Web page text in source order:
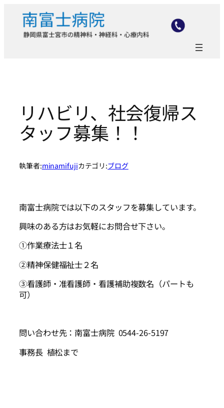
リハビリ、社会復帰ス
タッフ募集！！
執筆者:minamifujiカテゴリ:ブログ
南富士病院では以下のスタッフを募集しています。
興味のある方はお気軽にお問合せ下さい。
①作業療法士１名
②精神保健福祉士２名
③看護師・准看護師・看護補助複数名（パートも
可）
問い合わせ先：南富士病院 0544-26-5197
事務長 植松まで